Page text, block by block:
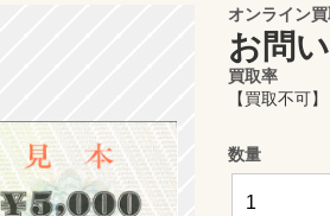
オンライン
お問
買取率
【買取不可】
数量